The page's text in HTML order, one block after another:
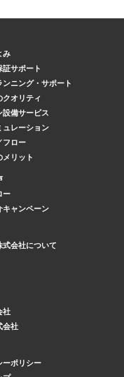
み
証サポート
ンニング・サポート
クオリティ
設備サービス
ュレーション
フロー
メリット
ー
キャンペーン
式会社について
社
会社
ーポリシー